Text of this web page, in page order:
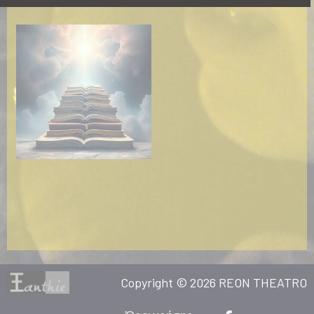
Copyright © 2026 REON THEATRO